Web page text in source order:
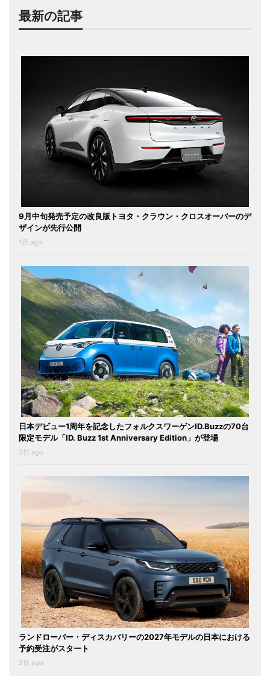
最新の記事
9月中旬発売予定の改良版トヨタ・クラウン・クロスオーバーのデ
ザインが先行公開
1日 ago
日本デビュー1周年を記念したフォルクスワーゲンID.Buzzの70台
限定モデル「ID. Buzz 1st Anniversary Edition」が登場
2日 ago
ランドローバー・ディスカバリーの2027年モデルの日本における
予約受注がスタート
2日 ago